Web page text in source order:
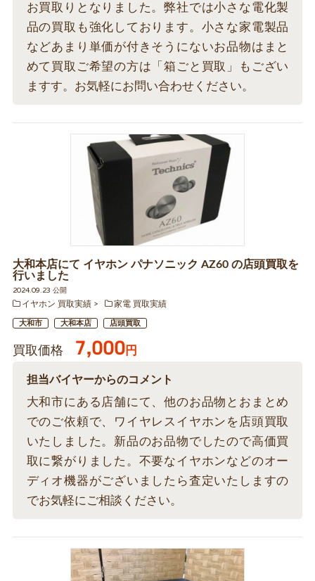
お買取りとなりました。弊社では小さな電化製
品の買取も強化しております。小さな家電製品
などあまり単価が付きそうにないお品物はまと
めて買取ご希望の方は「箱ごと買取」もござい
ますす。お気軽にお問い合わせください。
大和本店にて イヤホン パナソニック AZ60 の店頭買取を
行いました
2024.09.23 公開
イヤホン 買取実績
家電 買取実績
大和市 大和本店 店頭買取
買取価格 7,000円
担当バイヤーからのコメント
大和市にある店舗にて、他のお品物とおまとめ
でのご依頼で、ワイヤレスイヤホンを店頭買取
いたしました。新品のお品物でしたので高価買
取に繋がりました。不要なイヤホンなどのオー
ディオ機器がございましたら査定いたしますの
でお気軽にご相談ください。